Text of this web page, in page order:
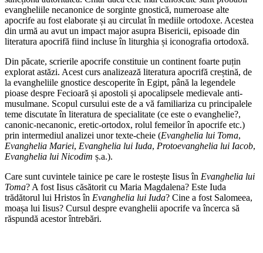
evangheliile necanonice de sorginte gnostică, numeroase alte
apocrife au fost elaborate și au circulat în mediile ortodoxe. Acestea
din urmă au avut un impact major asupra Bisericii, episoade din
literatura apocrifă fiind incluse în liturghia și iconografia ortodoxă.
Din păcate, scrierile apocrife constituie un continent foarte puțin
explorat astăzi. Acest curs analizează literatura apocrifă creștină, de
la evangheliile gnostice descoperite în Egipt, până la legendele
pioase despre Fecioară și apostoli și apocalipsele medievale anti-
musulmane. Scopul cursului este de a vă familiariza cu principalele
teme discutate în literatura de specialitate (ce este o evanghelie?,
canonic-necanonic, eretic-ortodox, rolul femeilor în apocrife etc.)
prin intermediul analizei unor texte-cheie (Evanghelia lui Toma,
Evanghelia Mariei, Evanghelia lui Iuda, Protoevanghelia lui Iacob,
Evanghelia lui Nicodim ș.a.).
Care sunt cuvintele tainice pe care le rostește Iisus în Evanghelia lui
Toma? A fost Iisus căsătorit cu Maria Magdalena? Este Iuda
trădătorul lui Hristos în Evanghelia lui Iuda? Cine a fost Salomeea,
moașa lui Iisus? Cursul despre evanghelii apocrife va încerca să
răspundă acestor întrebări.